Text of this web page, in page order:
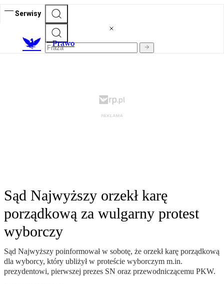
Serwisy
Prawo
Sąd Najwyższy orzekł karę
porządkową za wulgarny protest
wyborczy
Sąd Najwyższy poinformował w sobotę, że orzekł karę porządkową
dla wyborcy, który ubliżył w proteście wyborczym m.in.
prezydentowi, pierwszej prezes SN oraz przewodniczącemu PKW.